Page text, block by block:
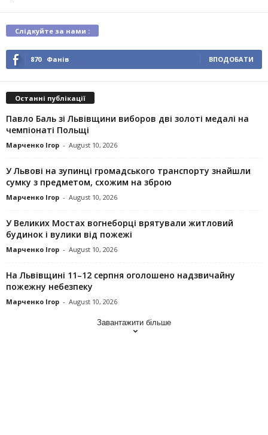
Слідкуйте за нами :
870 Фанів ВПОДОБАТИ
Останні публікації
Павло Баль зі Львівщини виборов дві золоті медалі на
чемпіонаті Польщі
Марченко Ігор - August 10, 2026
У Львові на зупинці громадського транспорту знайшли
сумку з предметом, схожим на зброю
Марченко Ігор - August 10, 2026
У Великих Мостах вогнеборці врятували житловий
будинок і вулики від пожежі
Марченко Ігор - August 10, 2026
На Львівщині 11–12 серпня оголошено надзвичайну
пожежну небезпеку
Марченко Ігор - August 10, 2026
Завантажити більше